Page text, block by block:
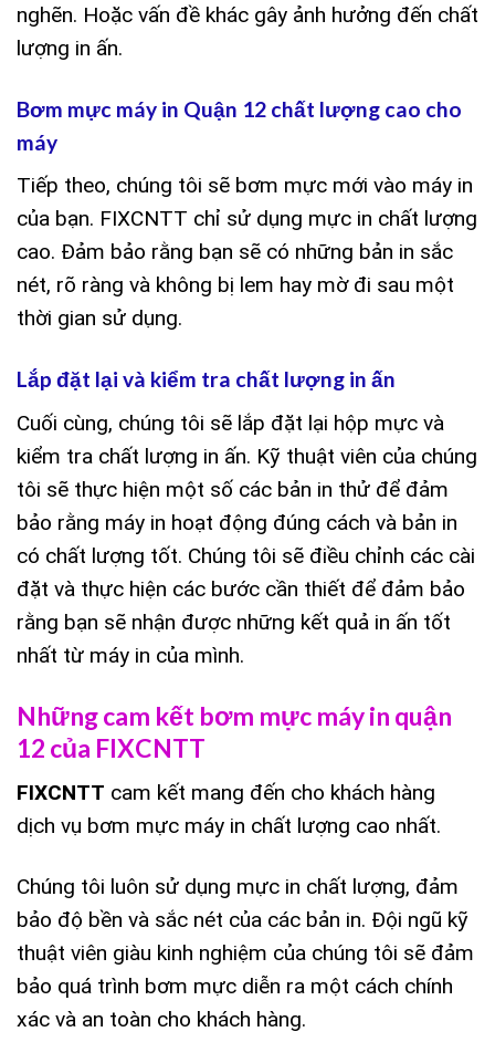
nghẽn. Hoặc vấn đề khác gây ảnh hưởng đến chất
lượng in ấn.
Bơm mực máy in Quận 12 chất lượng cao cho
máy
Tiếp theo, chúng tôi sẽ bơm mực mới vào máy in
của bạn. FIXCNTT chỉ sử dụng mực in chất lượng
cao. Đảm bảo rằng bạn sẽ có những bản in sắc
nét, rõ ràng và không bị lem hay mờ đi sau một
thời gian sử dụng.
Lắp đặt lại và kiểm tra chất lượng in ấn
Cuối cùng, chúng tôi sẽ lắp đặt lại hộp mực và
kiểm tra chất lượng in ấn. Kỹ thuật viên của chúng
tôi sẽ thực hiện một số các bản in thử để đảm
bảo rằng máy in hoạt động đúng cách và bản in
có chất lượng tốt. Chúng tôi sẽ điều chỉnh các cài
đặt và thực hiện các bước cần thiết để đảm bảo
rằng bạn sẽ nhận được những kết quả in ấn tốt
nhất từ máy in của mình.
Những cam kết bơm mực máy in quận
12 của FIXCNTT
FIXCNTT cam kết mang đến cho khách hàng
dịch vụ bơm mực máy in chất lượng cao nhất.
Chúng tôi luôn sử dụng mực in chất lượng, đảm
bảo độ bền và sắc nét của các bản in. Đội ngũ kỹ
thuật viên giàu kinh nghiệm của chúng tôi sẽ đảm
bảo quá trình bơm mực diễn ra một cách chính
xác và an toàn cho khách hàng.